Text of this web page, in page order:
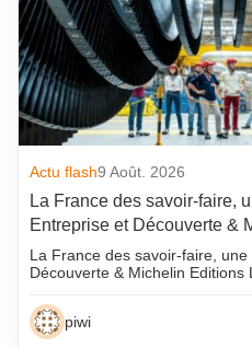
Actu flash9 Août. 2026
La France des savoir-faire,
Entreprise et Découverte &
La France des savoir-faire,
Découverte & Michelin
piwi